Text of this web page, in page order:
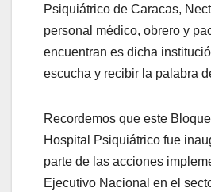
Psiquiátrico de Caracas,
personal médico, obrero y
encuentran es dicha
escucha y recibir la palabra
Recordemos que este
Hospital Psiquiátrico fue
parte de las acciones
Ejecutivo Nacional en el